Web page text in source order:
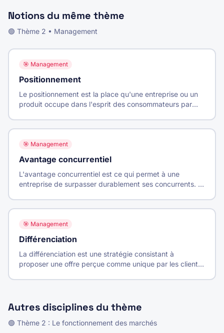
Notions du même thème
🟢 Thème 2 • Management
🎯 Management
Positionnement
Le positionnement est la place qu'une entreprise ou un
produit occupe dans l'esprit des consommateurs par
🎯 Management
Avantage concurrentiel
L'avantage concurrentiel est ce qui permet à une
entreprise de surpasser durablement ses concurrents. Il
🎯 Management
Différenciation
La différenciation est une stratégie consistant à
proposer une offre perçue comme unique par les clients,
Autres disciplines du thème
🟢 Thème 2 : Le fonctionnement des marchés